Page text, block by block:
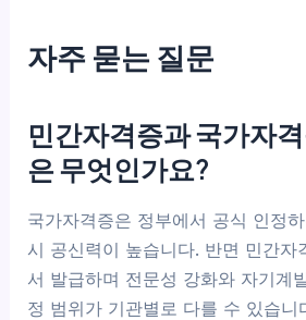
자주 묻는 질문
민간자격증과 국가자
은 무엇인가요?
국가자격증은 정부에서 공식 인정
시 공신력이 높습니다. 반면 민간자
서 발급하며 전문성 강화와 자기계
정 범위가 기관별로 다를 수 있습니